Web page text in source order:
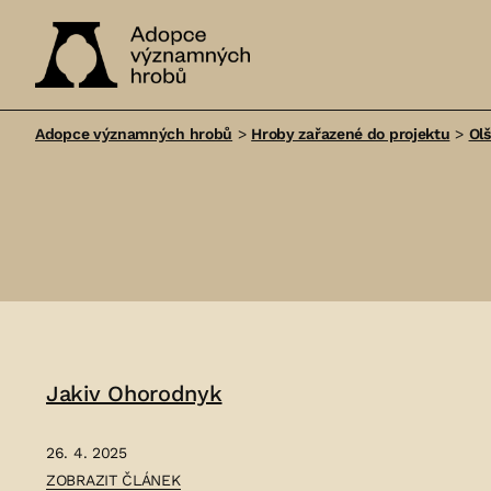
významných
Adopce významných hrobů > Hroby zařazené do projektu >
Jakiv Ohorodnyk
26. 4. 2025
ČLÁNEK:
ZOBRAZIT ČLÁNEK